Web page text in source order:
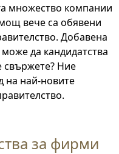
множество компании
вече са обявени
Добавена
да кандидатства
свържете? Ние
на най-новите
за фирми